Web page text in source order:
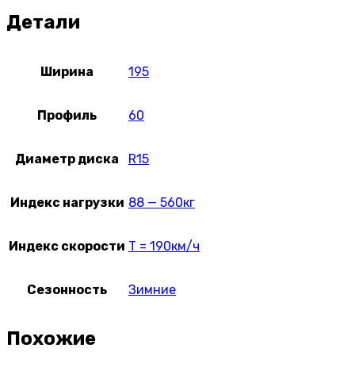
Детали
Ширина 195
Профиль 60
Диаметр диска R15
Индекс нагрузки 88 — 560кг
Индекс скорости T = 190км/ч
Сезонность Зимние
Похожие